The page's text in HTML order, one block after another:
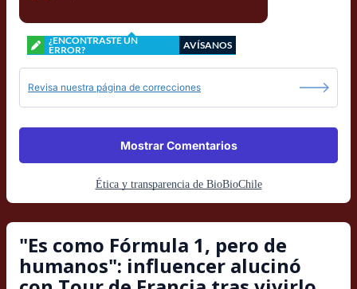
¿ENCONTRASTE UN
ERROR?
AVÍSANOS
Revisa nuestra página de correcciones
Mostrar Comentarios
Ética y transparencia de BioBioChile
"Es como Fórmula 1, pero de
humanos": influencer alucinó